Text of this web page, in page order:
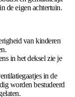
de eigen achtertuin.
van kinderen
in het deksel zie je
in de
worden bestudeerd